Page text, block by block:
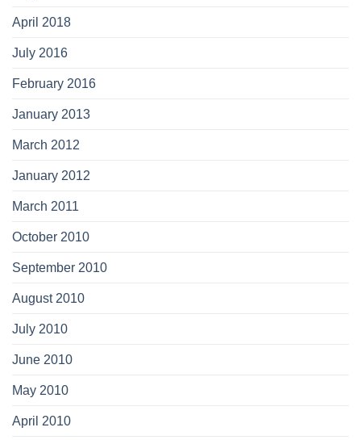
April 2018
July 2016
February 2016
January 2013
March 2012
January 2012
March 2011
October 2010
September 2010
August 2010
July 2010
June 2010
May 2010
April 2010